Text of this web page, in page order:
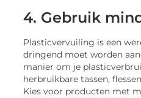
4. Gebruik
Plasticvervuiling is een
dringend moet worden
manier om je
herbruikbare tassen,
Kies voor producten met